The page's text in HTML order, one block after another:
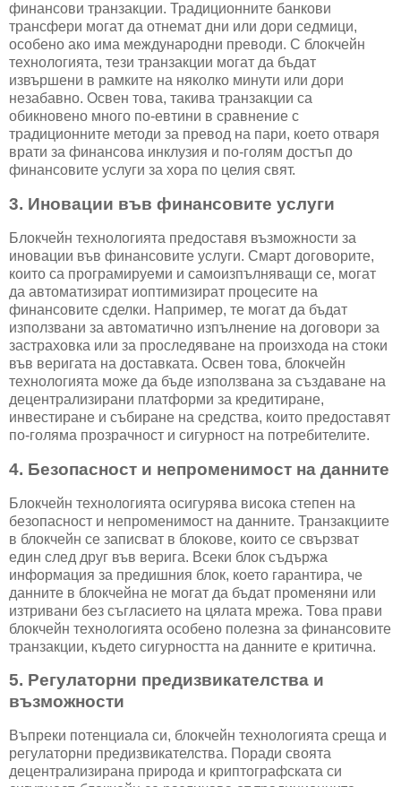
финансови транзакции. Традиционните банкови
трансфери могат да отнемат дни или дори седмици,
особено ако има международни преводи. С блокчейн
технологията, тези транзакции могат да бъдат
извършени в рамките на няколко минути или дори
незабавно. Освен това, такива транзакции са
обикновено много по-евтини в сравнение с
традиционните методи за превод на пари, което отваря
врати за финансова инклузия и по-голям достъп до
финансовите услуги за хора по целия свят.
3. Иновации във финансовите услуги
Блокчейн технологията предоставя възможности за
иновации във финансовите услуги. Смарт договорите,
които са програмируеми и самоизпълняващи се, могат
да автоматизират иоптимизират процесите на
финансовите сделки. Например, те могат да бъдат
използвани за автоматично изпълнение на договори за
застраховка или за проследяване на произхода на стоки
във веригата на доставката. Освен това, блокчейн
технологията може да бъде използвана за създаване на
децентрализирани платформи за кредитиране,
инвестиране и събиране на средства, които предоставят
по-голяма прозрачност и сигурност на потребителите.
4. Безопасност и непроменимост на данните
Блокчейн технологията осигурява висока степен на
безопасност и непроменимост на данните. Транзакциите
в блокчейн се записват в блокове, които се свързват
един след друг във верига. Всеки блок съдържа
информация за предишния блок, което гарантира, че
данните в блокчейна не могат да бъдат променяни или
изтривани без съгласието на цялата мрежа. Това прави
блокчейн технологията особено полезна за финансовите
транзакции, където сигурността на данните е критична.
5. Регулаторни предизвикателства и
възможности
Въпреки потенциала си, блокчейн технологията среща и
регулаторни предизвикателства. Поради своята
децентрализирана природа и криптографската си